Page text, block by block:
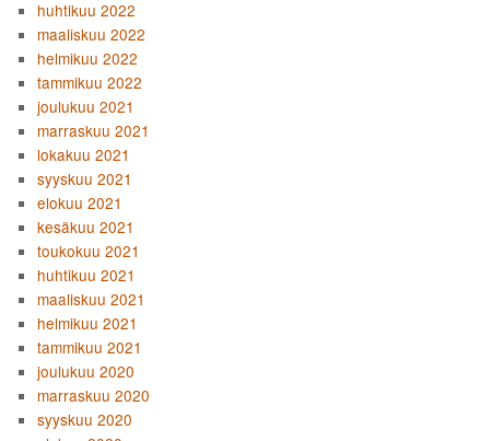
huhtikuu 2022
maaliskuu 2022
helmikuu 2022
tammikuu 2022
joulukuu 2021
marraskuu 2021
lokakuu 2021
syyskuu 2021
elokuu 2021
kesäkuu 2021
toukokuu 2021
huhtikuu 2021
maaliskuu 2021
helmikuu 2021
tammikuu 2021
joulukuu 2020
marraskuu 2020
syyskuu 2020